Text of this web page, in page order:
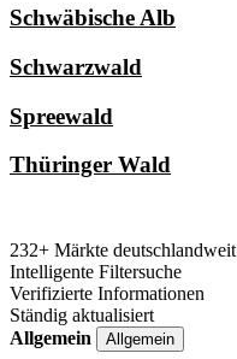
Schwäbische Alb
Schwarzwald
Spreewald
Thüringer Wald
232+ Märkte deutschlandweit
Intelligente Filtersuche
Verifizierte Informationen
Ständig aktualisiert
Allgemein
Allgemein